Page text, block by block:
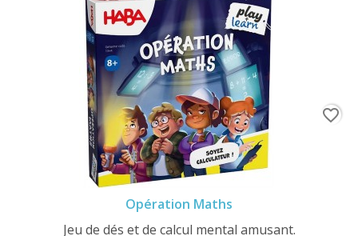
Opération Maths
Jeu de dés et de calcul mental amusant.
favorite_border